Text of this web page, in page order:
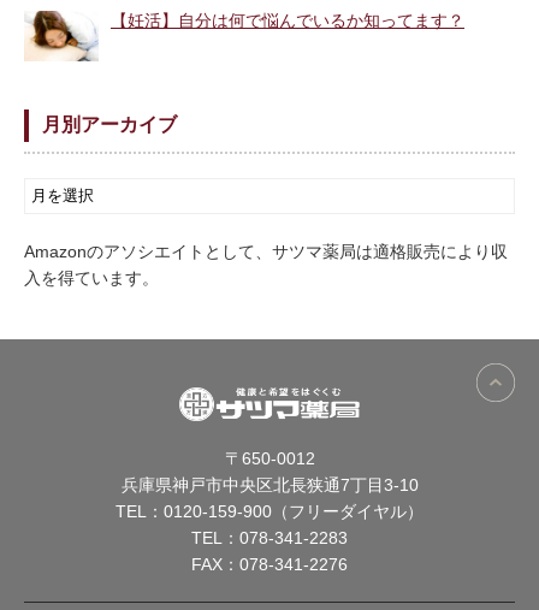
【妊活】自分は何で悩んでいるか知ってます？
月別アーカイブ
Amazonのアソシエイトとして、サツマ薬局は適格販売により収
入を得ています。
〒650-0012
兵庫県神戸市中央区北長狭通7丁目3-10
TEL： 0120-159-900（フリーダイヤル）
TEL： 078-341-2283
FAX：078-341-2276